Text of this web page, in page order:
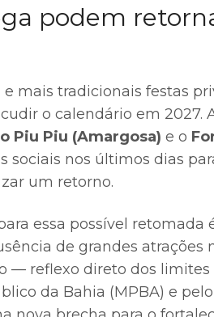
podem
e mais tradicionais festas
o calendário em 2027.
Piu Piu (Amargosa) e o
sociais nos últimos dias
um retorno.
essa possível retomada
de grandes atrações
— reflexo direto dos
da Bahia (MPBA) e